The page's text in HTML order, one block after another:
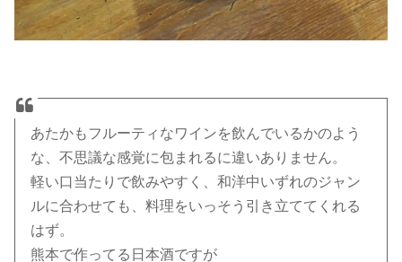
あたかもフルーティなワインを飲んでいるかのよう
な、不思議な感覚に包まれるに違いありません。
軽い口当たりで飲みやすく、和洋中いずれのジャン
ルに合わせても、料理をいっそう引き立ててくれる
はず。
熊本で作ってる日本酒ですが